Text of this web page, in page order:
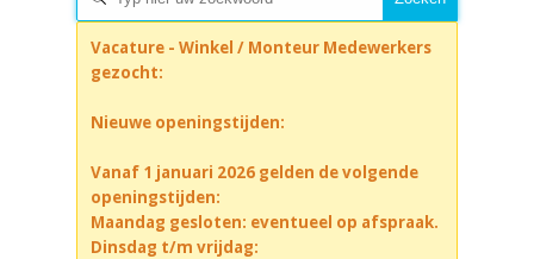
Vacature - Winkel / Monteur Medewerkers
gezocht:
Nieuwe openingstijden:
Vanaf 1 januari 2026 gelden de volgende
openingstijden:
Maandag gesloten: eventueel op afspraak.
Dinsdag t/m vrijdag: